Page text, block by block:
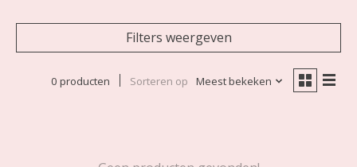
Filters weergeven
0 producten Sorteren op Meest bekeken